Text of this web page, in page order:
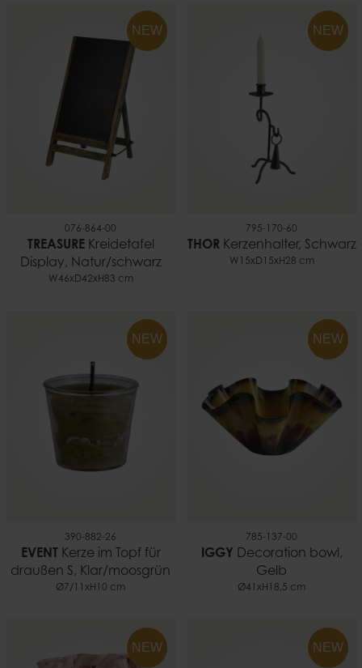
NEW
076-864-00
TREASUREKreidetafel
Display, Natur/schwarz
W46xD42xH83 cm
NEW
795-170-60
THORKerzenhalter, Schwarz
W15xD15xH28 cm
NEW
390-882-26
EVENT Kerze im Topf für
draußen S, Klar/moosgrün
Ø7/11xH10 cm
NEW
785-137-00
IGGY Decoration bowl,
Gelb
Ø41xH18,5 cm
NEW NEW